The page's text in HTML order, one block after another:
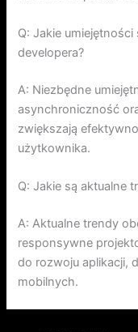
Q: Jakie
developera?
A: Niezbędne
asynchroniczność
zwiększają
użytkownika.
Q: Jakie są aktualne
A: Aktualne trendy
responsywne
do rozwoju aplikacji,
mobilnych.